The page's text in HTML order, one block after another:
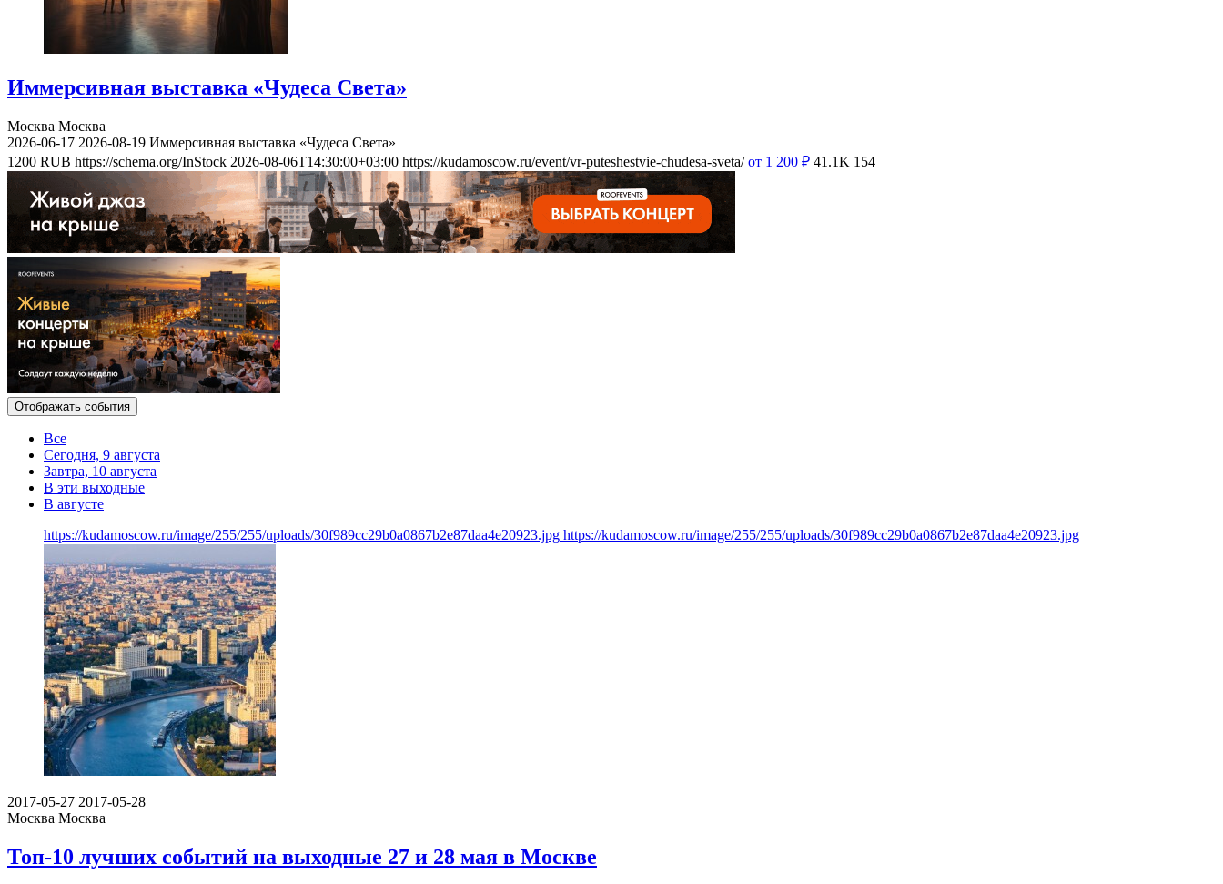
Иммерсивная выставка «Чудеса Света»
Москва Москва
2026-06-17 2026-08-19 Иммерсивная выставка «Чудеса Света»
1200 RUB https://schema.org/InStock 2026-08-06T14:30:00+03:00 https://kudamoscow.ru/event/vr-puteshestvie-chudesa-sveta/ от 1 200 ₽ 41.1K 154
Отображать события
Все
Сегодня, 9 августа
Завтра, 10 августа
В эти выходные
В августе
https://kudamoscow.ru/image/255/255/uploads/30f989cc29b0a0867b2e87daa4e20923.jpg https://kudamoscow.ru/image/255/255/uploads/30f989cc29b0a0867b2e87daa4e20923.jpg
2017-05-27 2017-05-28
Москва Москва
Топ-10 лучших событий на выходные 27 и 28 мая в Москве